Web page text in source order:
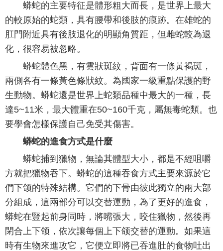
蟒蛇的主要特征是體形粗大而長，是世界上最大
的較原始的蛇類，具有腰帶和後肢的痕跡。在雄蛇的
肛門附近具有後肢退化的明顯角質距，但雌蛇較為退
化，很容易被忽略。
蟒蛇體色黑，有雲狀斑紋，背面有一條黃褐斑，
兩側各有一條黃色條狀紋。為國家一級重點保護的野
生動物。蟒蛇還是世界上蛇類品種中最大的一種，長
達5~11米，最大體重在50~160千克，屬無毒蛇類。也
要學會怎樣保護自己免受其傷害。
蟒蛇的進食方式是什麼
蟒蛇捕到獵物，無論其體型大小，都是不經咀嚼
方就把獵物吞下。蟒蛇的這種吞食方式主要來源於它
們下颌的特殊結構。它們的下骨由彼此獨立的兩大部
分組成，這兩部分可以交替運動，為了更好的進食，
蟒蛇在豎起前身同時，將嘴張大，咬住獵物，然後再
閉合上下颌，依次讓每個上下颌交替的運動。如果這
時有生物來進攻它，它便立即將已吞進肚的食物吐出